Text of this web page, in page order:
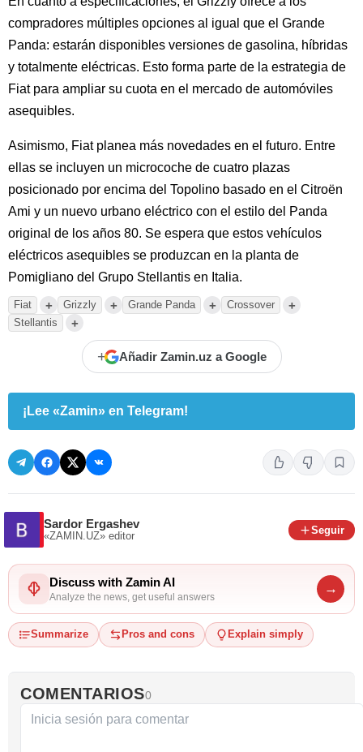
compradores múltiples opciones al igual que el Grande
Panda: estarán disponibles versiones de gasolina, híbridas
y totalmente eléctricas. Esto forma parte de la estrategia de
Fiat para ampliar su cuota en el mercado de automóviles
asequibles.
Asimismo, Fiat planea más novedades en el futuro. Entre
ellas se incluyen un microcoche de cuatro plazas
posicionado por encima del Topolino basado en el Citroën
Ami y un nuevo urbano eléctrico con el estilo del Panda
original de los años 80. Se espera que estos vehículos
eléctricos asequibles se produzcan en la planta de
Pomigliano del Grupo Stellantis en Italia.
Fiat + Grizzly + Grande Panda + Crossover +
Stellantis +
+ Añadir Zamin.uz a Google
¡Lee «Zamin» en Telegram!
Sardor Ergashev
«ZAMIN.UZ» editor
Seguir
Discuss with Zamin AI
Analyze the news, get useful answers
→
Summarize Pros and cons Explain simply
COMENTARIOS0